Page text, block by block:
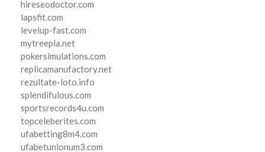
hireseodoctor.com
lapsfit.com
levelup-fast.com
mytreepla.net
pokersimulations.com
replicamanufactory.net
rezultate-loto.info
splendifulous.com
sportsrecords4u.com
topceleberites.com
ufabetting8m4.com
ufabetunionum3.com